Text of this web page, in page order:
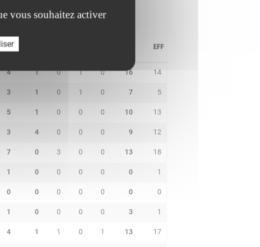
RT EFF
4 1 0 1 0 16 14
3 1 0 1 0 7 5
5 1 0 0 0 10 13
3 4 0 0 0 9 12
7 0 3 0 0 13 18
1 0 0 0 0 0 1
0 0 0 0 0 0 0
1 0 0 0 0 3 1
4 1 1 0 1 13 17
vous souhaitez activer